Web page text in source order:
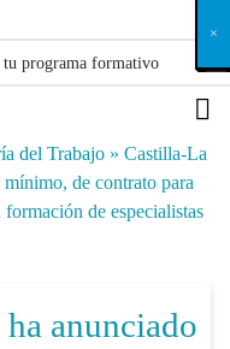
del Trabajo » Castilla-La
de contrato para
de especialistas
anunciado
X
×
×
×
×
×
×
×
×
×
×
×
×
×
×
×
×
×
×
×
×
×
×
×
×
×
×
×
×
×
×
×
×
×
×
×
×
×
×
×
×
×
×
×
×
×
×
×
×
×
×
×
×
×
×
×
×
×
×
×
×
×
×
×
×
×
×
×
×
×
×
×
×
×
×
×
×
×
×
×
×
×
×
×
×
×
×
×
×
×
×
×
×
×
×
×
×
×
×
×
×
×
×
×
×
×
×
×
×
×
×
×
×
×
×
×
×
×
×
×
×
×
×
×
×
×
×
×
×
×
×
×
×
×
×
×
×
×
×
×
×
×
×
×
×
×
×
×
×
×
×
×
×
×
×
×
×
×
×
×
×
×
×
×
×
×
×
×
×
×
×
×
×
×
×
×
×
×
×
×
×
×
×
×
×
×
×
×
×
×
×
×
×
×
×
×
×
×
×
×
×
×
×
×
×
×
×
×
×
×
×
×
×
×
×
×
×